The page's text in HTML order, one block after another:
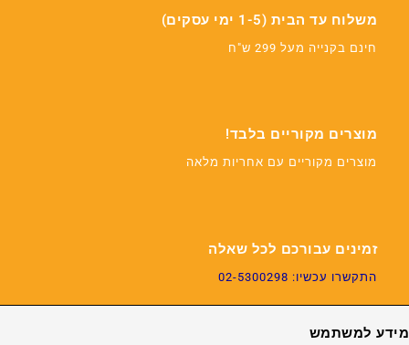
משלוח עד הבית (1-5 ימי עסקים)
חינם בקנייה מעל 299 ש"ח
מוצרים מקוריים בלבד!
מוצרים מקוריים עם אחריות מלאה
זמינים עבורכם לכל שאלה
התקשרו עכשיו: 02-5300298
מידע למשתמש